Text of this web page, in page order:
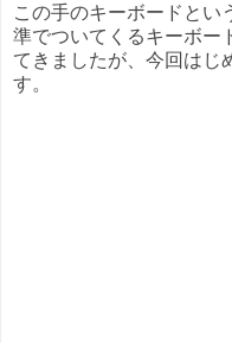
この手のキーボードとい
準でついてくるキーボー
てきましたが、今回はじ
す。